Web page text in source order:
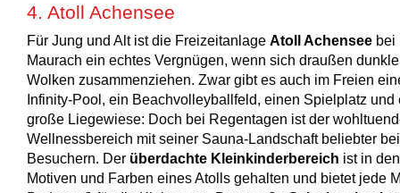
4. Atoll Achensee
Für Jung und Alt ist die Freizeitanlage Atoll Achensee bei
Maurach ein echtes Vergnügen, wenn sich draußen dunkle
Wolken zusammenziehen. Zwar gibt es auch im Freien
Infinity-Pool, ein Beachvolleyballfeld, einen Spielplatz und
große Liegewiese: Doch bei Regentagen ist der
Wellnessbereich mit seiner Sauna-Landschaft beliebter
Besuchern. Der überdachte Kleinkinderbereich ist in den
Motiven und Farben eines Atolls gehalten und bietet jede